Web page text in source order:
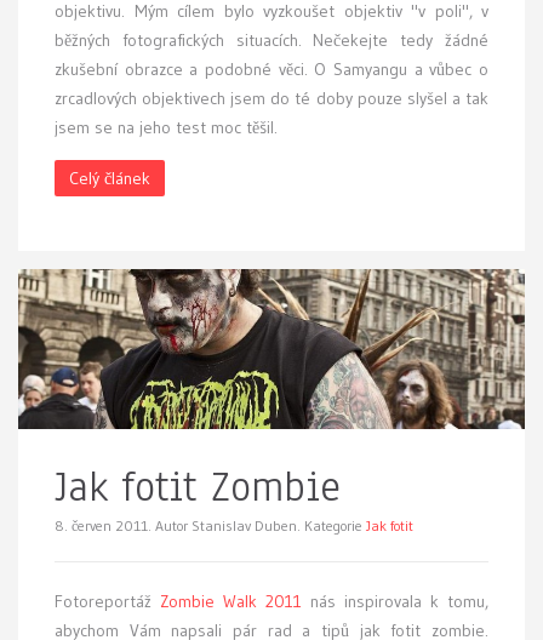
objektivu. Mým cílem bylo vyzkoušet objektiv "v poli", v
běžných fotografických situacích. Nečekejte tedy žádné
zkušební obrazce a podobné věci. O Samyangu a vůbec o
zrcadlových objektivech jsem do té doby pouze slyšel a tak
jsem se na jeho test moc těšil.
Celý článek
Jak fotit Zombie
8. červen 2011. Autor Stanislav Duben. Kategorie Jak fotit
Fotoreportáž Zombie Walk 2011 nás inspirovala k tomu,
abychom Vám napsali pár rad a tipů jak fotit zombie.